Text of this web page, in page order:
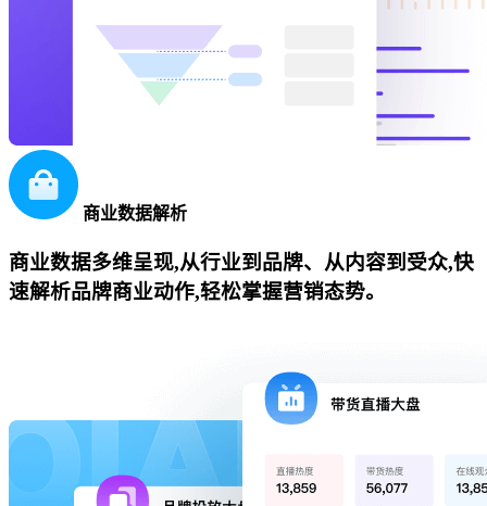
商业数据解析
商业数据多维呈现,从行业到品牌、从内容到受众,快
速解析品牌商业动作,轻松掌握营销态势。